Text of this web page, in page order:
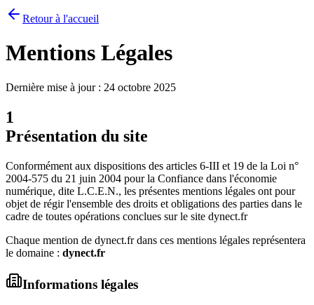
Retour à l'accueil
Mentions Légales
Dernière mise à jour: 24 octobre 2025
1
Présentation du site
Conformément aux dispositions des articles 6-III et 19 de la Loi n°
2004-575 du 21 juin 2004 pour la Confiance dans l'économie
numérique, dite L.C.E.N., les présentes mentions légales ont pour
objet de régir l'ensemble des droits et obligations des parties dans le
cadre de toutes opérations conclues sur le site dynect.fr
Chaque mention de dynect.fr dans ces mentions légales représentera
le domaine : dynect.fr
Informations légales